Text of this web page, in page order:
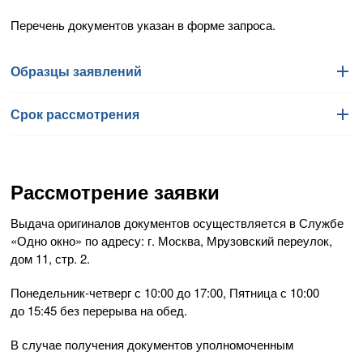
Перечень документов указан в форме запроса.
Образцы заявлений
DOC
Запрос о предоставлении технических условий на
без изменения точки подключения и увеличения
максимального часового расхода газа
DOC
Запрос о предоставлении технических условий на
замену (реконструкцию) газоиспользующего
оборудования для коммунально-бытовых и
промышленных предприятий без увеличения
максимального часового расхода газа
16,49Kb
технических условий на замену (реконструкцию)
Срок рассмотрения
условия на вышеуказанные виды работ или предоставляет
мотивированный отказ в выдаче указанных условий.
Рассмотрение заявки
Выдача оригиналов документов осуществляется в Службе
«Одно окно» по адресу: г. Москва, Мрузовский переулок,
дом 11, стр. 2.
Понедельник-четвергс 10:00 до 17:00, Пятница с 10:00
до 15:45 без перерыва на обед.
В случае получения документов уполномоченным